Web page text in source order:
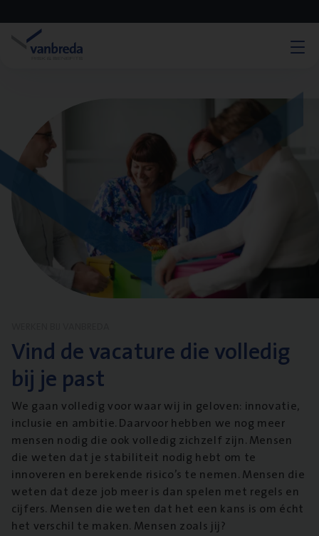
Vind de vacature die volledig
bij je past
We gaan volledig voor waar wij in geloven: innovatie,
inclusie en ambitie. Daarvoor hebben we nog meer
mensen nodig die ook volledig zichzelf zijn. Mensen
die weten dat je stabiliteit nodig hebt om te
innoveren en berekende risico’s te nemen. Mensen die
weten dat deze job meer is dan spelen met regels en
cijfers. Mensen die weten dat het een kans is om écht
het verschil te maken. Mensen zoals jij?